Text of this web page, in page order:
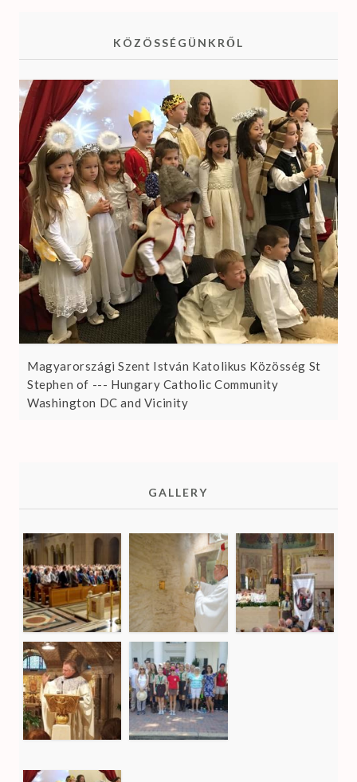
KÖZÖSSÉGÜNKRŐL
Magyarországi Szent István Katolikus Közösség St
Stephen of --- Hungary Catholic Community
Washington DC and Vicinity
GALLERY